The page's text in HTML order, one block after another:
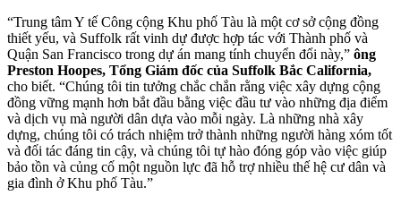
“Trung tâm Y tế Công cộng Khu phố Tàu là một cơ sở cộng đồng
thiết yếu, và Suffolk rất vinh dự được hợp tác với Thành phố và
Quận San Francisco trong dự án mang tính chuyển đổi này,” ông
Preston Hoopes, Tổng Giám đốc của Suffolk Bắc California,
cho biết. “Chúng tôi tin tưởng chắc chắn rằng việc xây dựng cộng
đồng vững mạnh hơn bắt đầu bằng việc đầu tư vào những địa điểm
và dịch vụ mà người dân dựa vào mỗi ngày. Là những nhà xây
dựng, chúng tôi có trách nhiệm trở thành những người hàng xóm tốt
và đối tác đáng tin cậy, và chúng tôi tự hào đóng góp vào việc giúp
bảo tồn và củng cố một nguồn lực đã hỗ trợ nhiều thế hệ cư dân và
gia đình ở Khu phố Tàu.”